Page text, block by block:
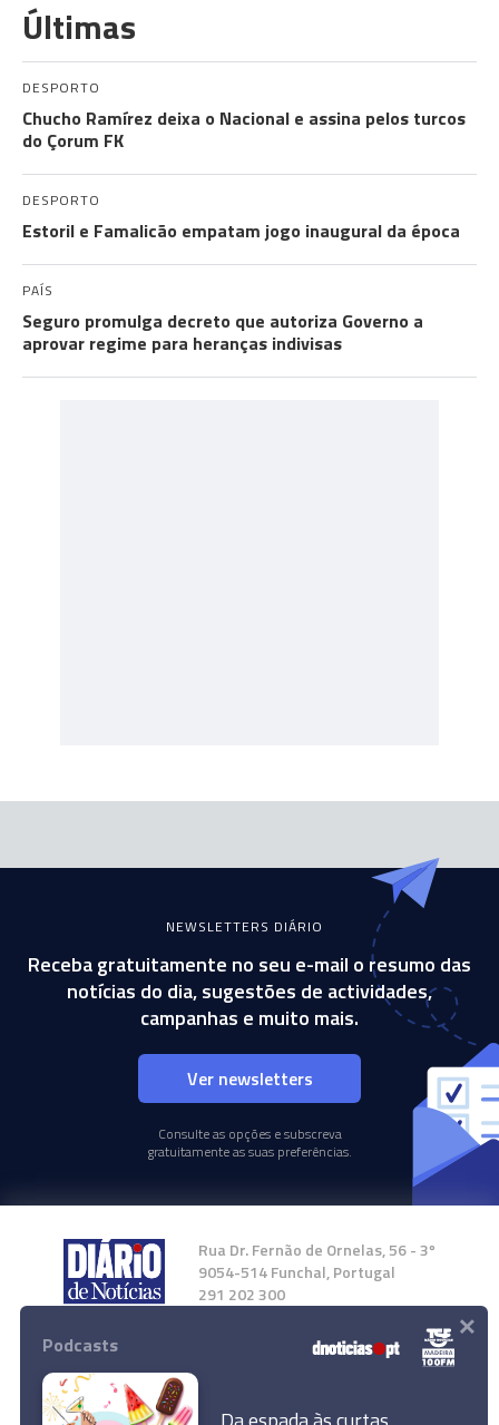
Últimas
DESPORTO
Chucho Ramírez deixa o Nacional e assina pelos turcos
do Çorum FK
DESPORTO
Estoril e Famalicão empatam jogo inaugural da época
PAÍS
Seguro promulga decreto que autoriza Governo a
aprovar regime para heranças indivisas
NEWSLETTERS DIÁRIO
Receba gratuitamente no seu e-mail o resumo das
notícias do dia, sugestões de actividades,
campanhas e muito mais.
Ver newsletters
Consulte as opções e subscreva
gratuitamente as suas preferências.
Rua Dr. Fernão de Ornelas, 56 - 3º
9054-514 Funchal, Portugal
291 202 300
Instale a nossa App
Podcasts ×